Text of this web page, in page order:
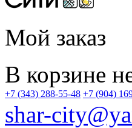
Мой заказ
В корзине
+7 (343) 288-55-48 +7 (904)
shar-